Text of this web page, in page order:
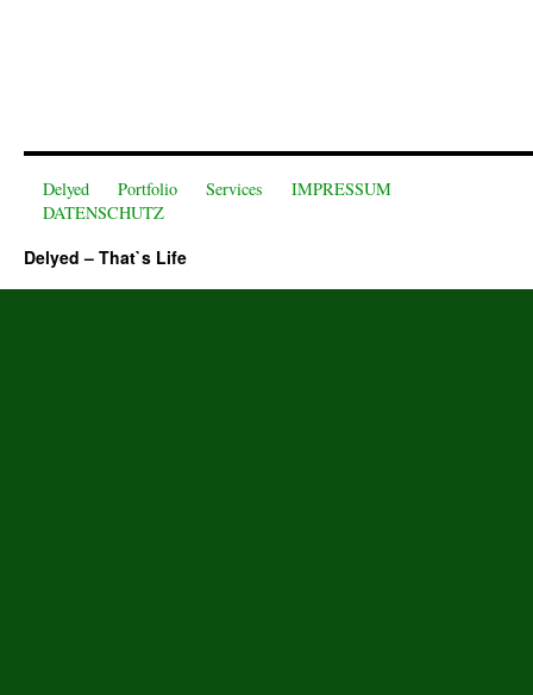
Delyed Portfolio Services
IMPRESSUM
DATENSCHUTZ
Delyed – That`s Life